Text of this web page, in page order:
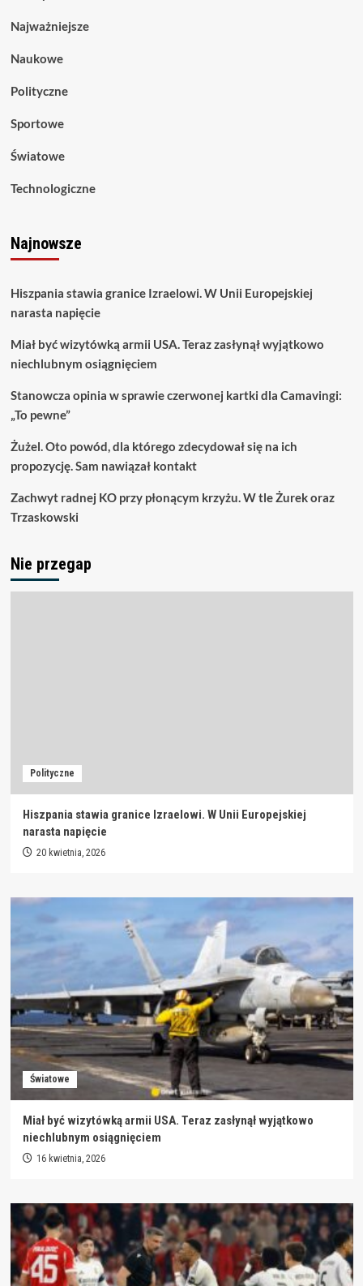
Najważniejsze
Naukowe
Polityczne
Sportowe
Światowe
Technologiczne
Najnowsze
Hiszpania stawia granice Izraelowi. W Unii Europejskiej
narasta napięcie
Miał być wizytówką armii USA. Teraz zasłynął wyjątkowo
niechlubnym osiągnięciem
Stanowcza opinia w sprawie czerwonej kartki dla Camavingi:
„To pewne”
Żużel. Oto powód, dla którego zdecydował się na ich
propozycję. Sam nawiązał kontakt
Zachwyt radnej KO przy płonącym krzyżu. W tle Żurek oraz
Trzaskowski
Nie przegap
Polityczne
Hiszpania stawia granice Izraelowi. W Unii Europejskiej
narasta napięcie
20 kwietnia, 2026
Światowe
Miał być wizytówką armii USA. Teraz zasłynął wyjątkowo
niechlubnym osiągnięciem
16 kwietnia, 2026